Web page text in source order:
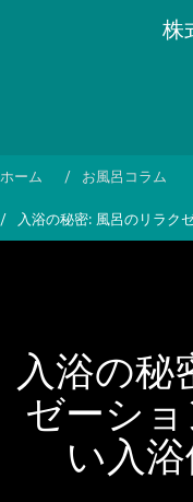
ス
ッ
株
ホーム お風呂コラム
入浴の秘密: 風呂のリラク
入浴の秘
ゼーシ
い入